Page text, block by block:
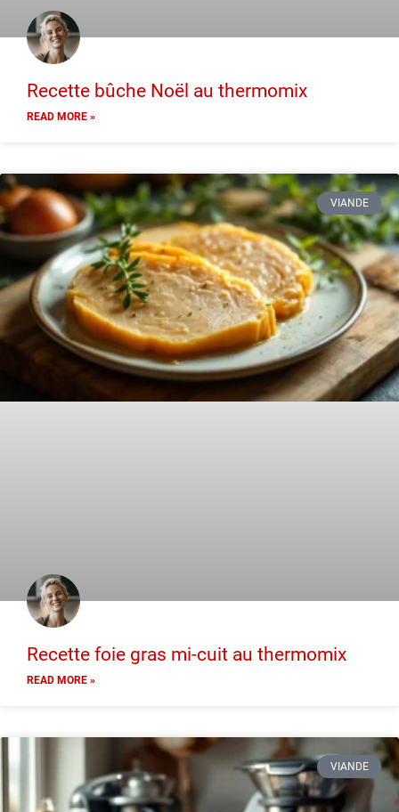
Recette bûche Noël au thermomix
READ MORE »
VIANDE
Recette foie gras mi-cuit au thermomix
READ MORE »
VIANDE